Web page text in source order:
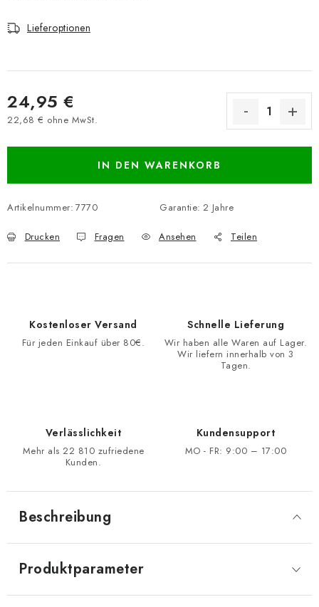
Lieferoptionen
24,95 €
22,68 € ohne MwSt.
IN DEN WARENKORB
Artikelnummer: 7770 Garantie: 2 Jahre
Drucken Fragen Ansehen Teilen
Kostenloser Versand
Für jeden Einkauf über 80€.
Schnelle Lieferung
Wir haben alle Waren auf Lager.
Wir liefern innerhalb von 3
Tagen.
Verlässlichkeit
Mehr als 22 810 zufriedene
Kunden.
Kundensupport
MO - FR: 9:00 – 17:00
Beschreibung
Produktparameter